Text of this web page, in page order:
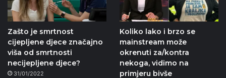
Zašto je smrtnost
cijepljene djece značajno
viša od smrtnosti
necijepljene djece?
31/01/2022
Koliko lako i brzo se
mainstream može
okrenuti za/kontra
nekoga, vidimo na
primjeru bivše